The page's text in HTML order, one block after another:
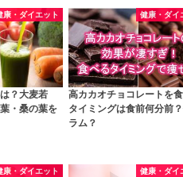
康・ダイエット
？大麦若
・桑の葉を
健康・ダイ
高カカオチョコレートを
タイミングは食前何分前
ラム？
康・ダイエット 健康・ダイ